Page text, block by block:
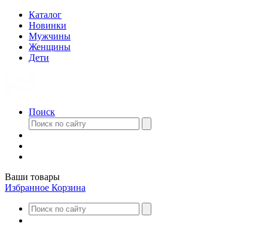
Каталог
Новинки
Мужчины
Женщины
Дети
Поиск
Ваши товары
Избранное Корзина